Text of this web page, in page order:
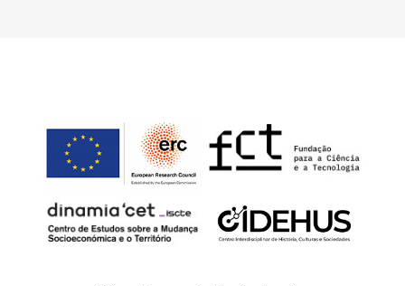
Secretário de Estado da Administração Local e
Ordenamento do Território, pelo valor de
57.567.823$70.
despacho, da proposta de comparticipação no
valor de 41.600.000$00, inserida no Plano de